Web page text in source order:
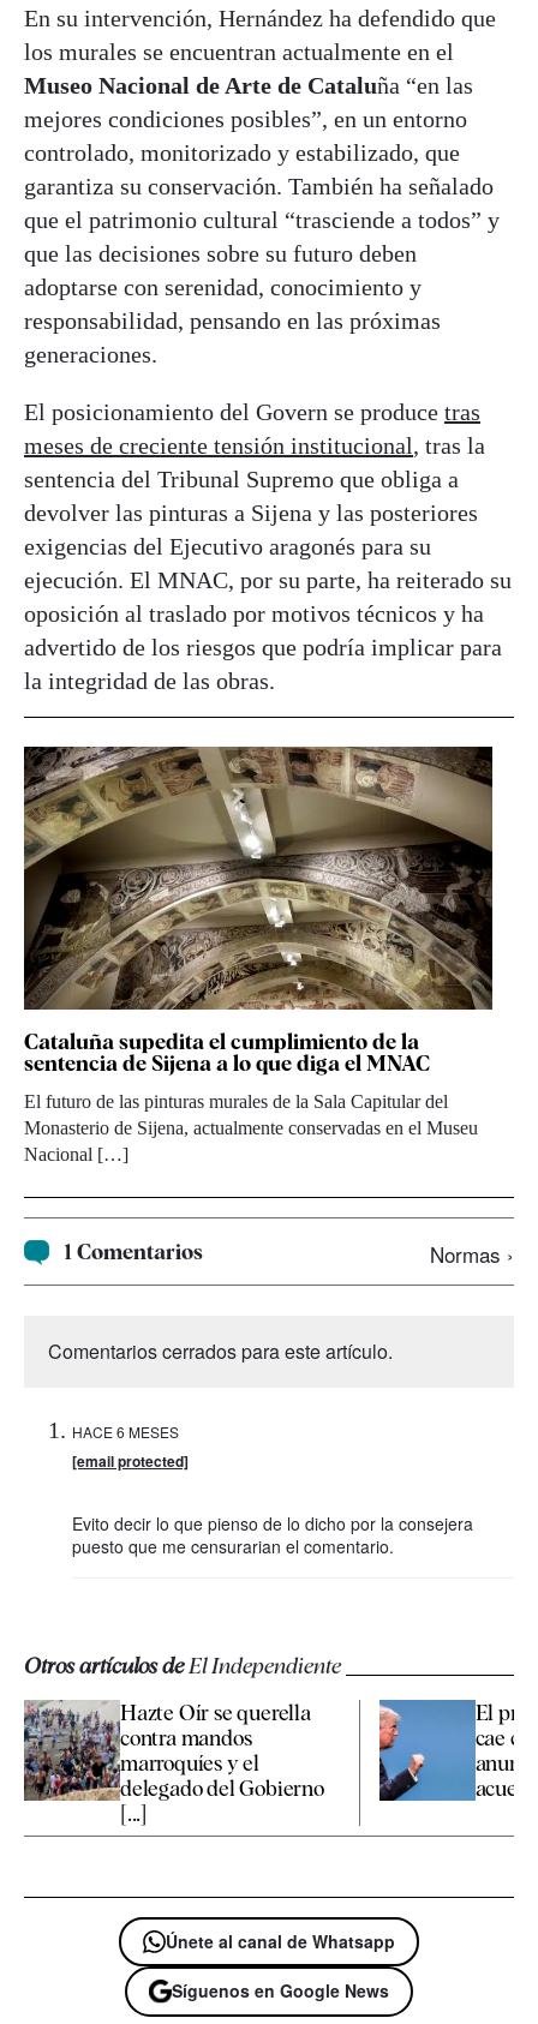
En su intervención, Hernández ha defendido que
los murales se encuentran actualmente en el
Museo Nacional de Arte de Cataluña “en las
mejores condiciones posibles”, en un entorno
controlado, monitorizado y estabilizado, que
garantiza su conservación. También ha señalado
que el patrimonio cultural “trasciende a todos” y
que las decisiones sobre su futuro deben
adoptarse con serenidad, conocimiento y
responsabilidad, pensando en las próximas
generaciones.
El posicionamiento del Govern se produce tras
meses de creciente tensión institucional, tras la
sentencia del Tribunal Supremo que obliga a
devolver las pinturas a Sijena y las posteriores
exigencias del Ejecutivo aragonés para su
ejecución. El MNAC, por su parte, ha reiterado su
oposición al traslado por motivos técnicos y ha
advertido de los riesgos que podría implicar para
la integridad de las obras.
Cataluña supedita el cumplimiento de la
sentencia de Sijena a lo que diga el MNAC
El futuro de las pinturas murales de la Sala Capitular del
Monasterio de Sijena, actualmente conservadas en el Museu
Nacional […]
1 Comentarios Normas ›
Comentarios cerrados para este artículo.
HACE 6 MESES
[email protected]
Evito decir lo que pienso de lo dicho por la consejera
puesto que me censurarian el comentario.
Otros artículos deEl Independiente
Hazte Oír se querella
contra mandos
marroquíes y el
delegado del Gobierno
[...]
El
cae
Únete al canal de Whatsapp
Síguenos en Google News